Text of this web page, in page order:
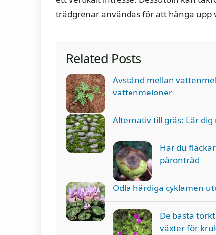
trädgrenar användas för att hänga upp
Related Posts
Avstånd mellan
vattenmeloner
Alternativ till gräs: Lär
Har du
päronträd
Odla härdiga cyklamen
De bästa
växter för